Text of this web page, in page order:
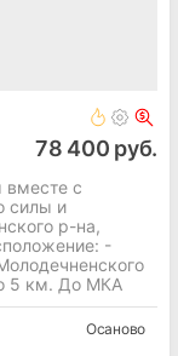
78 400 руб.
с
силы и
р-на,
-
5 км. До МКА
Осаново